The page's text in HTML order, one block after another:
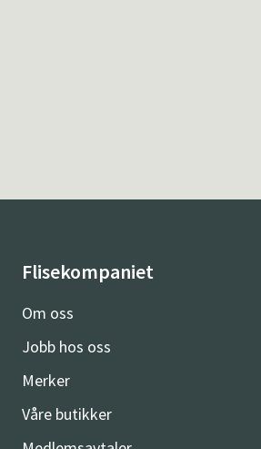
Flisekompaniet
Om oss
Jobb hos oss
Merker
Våre butikker